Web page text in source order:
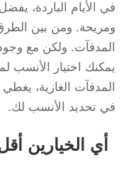
في الأيام الباردة،
ومريحة. ومن بين
المدفآت. ولكن مع
يمكنك اختيار الأنسب
المدفآت الغازية،
في تحديد الأنسب لك.
أي الخيارين